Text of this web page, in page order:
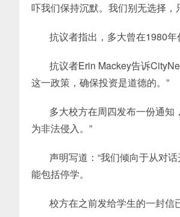
吓我们保持沉默。我们别无选择，
抗议者指出，多大曾在1980年
抗议者Erin Mackey告诉
这一政策，确保投资是道德的。”
多大校方在周四发布一份通知
为非法侵入。”
声明写道：“我们倾向于从对
能包括停学。
校方在之前发给学生的一封信